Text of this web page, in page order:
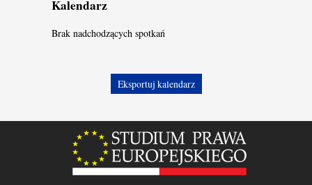
Kalendarz
Brak nadchodzących spotkań